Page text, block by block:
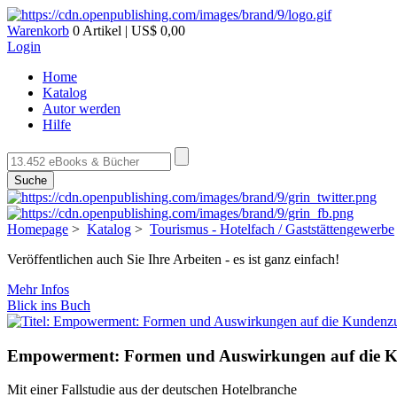
Warenkorb 0 Artikel | US$ 0,00
Login
Home
Katalog
Autor werden
Hilfe
Suche
Homepage > Katalog > Tourismus - Hotelfach / Gaststättengewerbe
Veröffentlichen auch Sie Ihre Arbeiten - es ist ganz einfach!
Mehr Infos
Blick ins Buch
Empowerment: Formen und Auswirkungen auf die
Mit einer Fallstudie aus der deutschen Hotelbranche